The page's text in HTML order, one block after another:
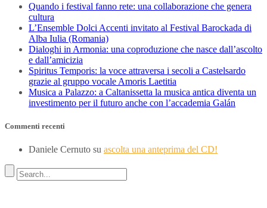
Quando i festival fanno rete: una collaborazione che genera
cultura
L’Ensemble Dolci Accenti invitato al Festival Barockada di
Alba Iulia (Romania)
Dialoghi in Armonia: una coproduzione che nasce dall’ascolto
e dall’amicizia
Spiritus Temporis: la voce attraversa i secoli a Castelsardo
grazie al gruppo vocale Amoris Laetitia
Musica a Palazzo: a Caltanissetta la musica antica diventa un
investimento per il futuro anche con l’accademia Galán
Commenti recenti
Daniele Cernuto su ascolta una anteprima del CD!